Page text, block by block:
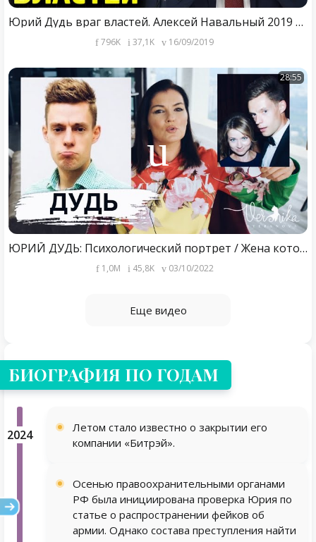
Юрий Дудь враг властей. Алексей Навальный 2019 Соловьев про Дудя
796K 37,1K 16/09/2019
28:55
ЮРИЙ ДУДЬ: Психологический портрет / Жена которую он скрывает / Жёсткий отец Дудя / Ориентация итд
1,0M 45,8K 03/10/2022
Еще видео
БИОГРАФИЯ ПО ГОДАМ
2024
Летом стало известно о закрытии его
компании «Битрэй».
Осенью правоохранительными органами
РФ была инициирована проверка Юрия по
статье о распространении фейков об
армии. Однако состава преступления найти